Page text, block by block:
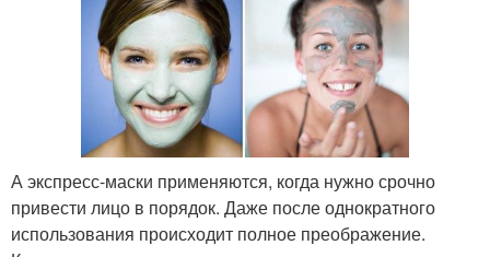
А экспресс-маски применяются, когда нужно срочно
привести лицо в порядок. Даже после однократного
использования происходит полное преображение.